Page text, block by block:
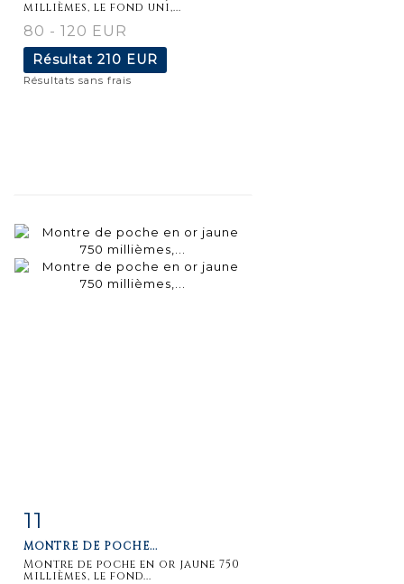
millièmes, le fond uni,...
80 - 120 EUR
Résultat 210 EUR
Résultats sans frais
11
MONTRE DE POCHE...
Montre de poche en or jaune 750
millièmes, le fond...